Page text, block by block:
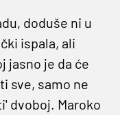
doduše ni u
ispala, ali
jasno je da će
sve, samo ne
dvoboj. Maroko